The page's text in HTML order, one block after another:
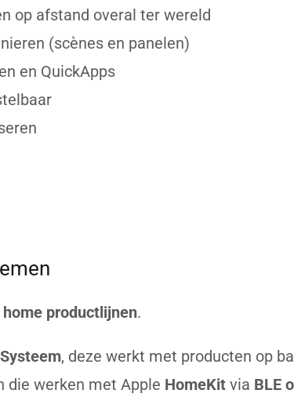
op afstand overal ter wereld
(scènes en panelen)
en QuickApps
productlijnen.
Systeem, deze werkt met producten op
die werken met Apple HomeKit via BLE